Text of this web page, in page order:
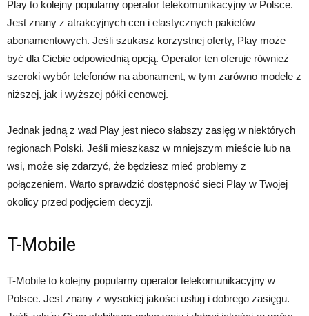
Play to kolejny popularny operator telekomunikacyjny w Polsce.
Jest znany z atrakcyjnych cen i elastycznych pakietów
abonamentowych. Jeśli szukasz korzystnej oferty, Play może
być dla Ciebie odpowiednią opcją. Operator ten oferuje również
szeroki wybór telefonów na abonament, w tym zarówno modele z
niższej, jak i wyższej półki cenowej.
Jednak jedną z wad Play jest nieco słabszy zasięg w niektórych
regionach Polski. Jeśli mieszkasz w mniejszym mieście lub na
wsi, może się zdarzyć, że będziesz mieć problemy z
połączeniem. Warto sprawdzić dostępność sieci Play w Twojej
okolicy przed podjęciem decyzji.
T-Mobile
T-Mobile to kolejny popularny operator telekomunikacyjny w
Polsce. Jest znany z wysokiej jakości usług i dobrego zasięgu.